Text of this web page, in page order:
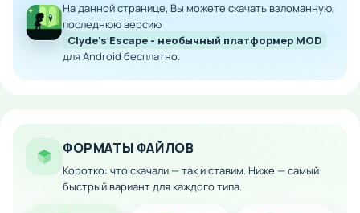
стратегически. Неудачная расстановка деталей легко
может стать причиной гибели вашего героя, поэтому
каждое решение требует продуманности и
внимательности.
увлекательную головоломку на свой Android-девайс прямо
сейчас и испытайте совершенно новый способ
взаимодействия с платформерами.
На данной странице, Вы можете скачать взломанную,
последнюю версию
Clyde's Escape - необычный платформер MOD
для Android бесплатно.
ФОРМАТЫ ФАЙЛОВ
Коротко: что скачали — так и ставим. Ниже — самый
быстрый вариант для каждого типа.